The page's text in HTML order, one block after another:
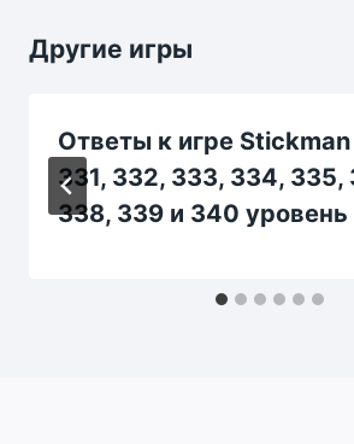
Другие игры
Ответы к игре
331, 332, 333, 334, 335,
338, 339 и 340 уровень